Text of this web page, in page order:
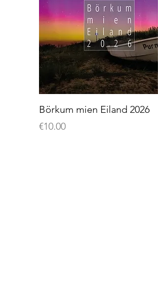
Börkum mien Eiland 2026
Preis
€10.00